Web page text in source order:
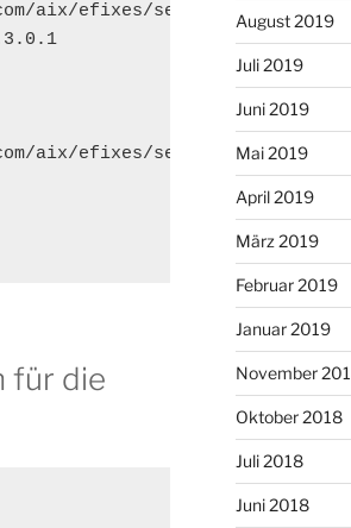
aix/efixes/security/
aix/efixes/security/
für die
August 2019
Juli 2019
Juni 2019
Mai 2019
April 2019
März 2019
Februar 2019
Januar 2019
November
Oktober 2018
Juli 2018
Juni 2018